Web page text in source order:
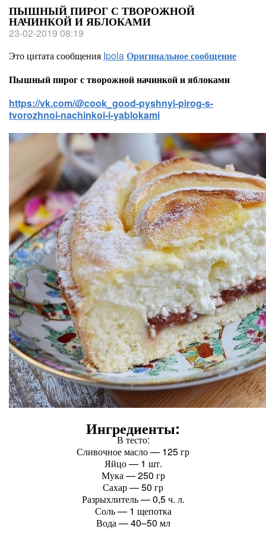
ПЫШНЫЙ ПИРОГ С ТВОРОЖНОЙ
НАЧИНКОЙ И ЯБЛОКАМИ
23-02-2019 08:19
Это цитата сообщения IpolaОригинальное сообщение
Пышный пирог с творожной начинкой и яблоками
https://vk.com/@cook_good-pyshnyi-pirog-s-
tvorozhnoi-nachinkoi-i-yablokami
Ингредиенты:
В тесто:
Сливочное масло — 125 гр
Яйцо — 1 шт.
Мука — 250 гр
Сахар — 50 гр
Разрыхлитель — 0,5 ч. л.
Соль — 1 щепотка
Вода — 40–50 мл